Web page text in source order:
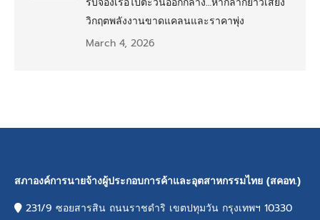
วิกฤตพลังงานขาดแคลนและราคาพุ่ง
March 4, 2026
สภาองค์การนายจ้างผู้ประกอบการค้าและอุตสาหกรรมไทย (สคอท.)
231/9 ซอยสารสิน ถนนราชดำริ เขตปทุมวัน กรุงเทพฯ 10330